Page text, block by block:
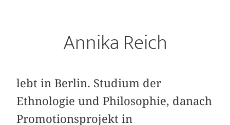
Annika Reich
lebt in Berlin. Studium der
Ethnologie und Philosophie, danach
Promotionsprojekt in